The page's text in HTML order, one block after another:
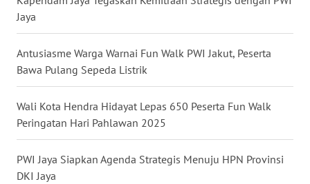
Jaya
Antusiasme Warga Warnai Fun Walk PWI Jakut, Peserta
Bawa Pulang Sepeda Listrik
Wali Kota Hendra Hidayat Lepas 650 Peserta Fun Walk
Peringatan Hari Pahlawan 2025
PWI Jaya Siapkan Agenda Strategis Menuju HPN Provinsi
DKI Jaya
WN
SULSEL
GORONTALO